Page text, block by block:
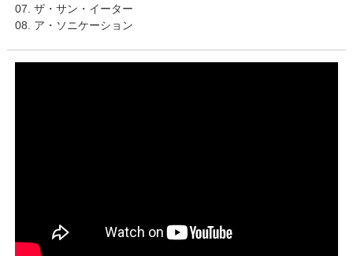
07. ザ・サン・イーター
08. ア・ソニケーション